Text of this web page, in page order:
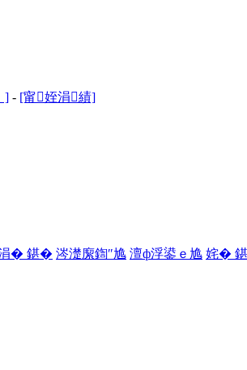
] - [甯姪涓績]
� 鍖� 涔濋緳鍧″尯 澶ф浮鍙ｅ尯 姹�